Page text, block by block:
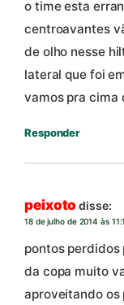
o time esta
centroavantes
de olho nesse
lateral que foi
vamos pra cima
Responder
peixoto disse:
18 de julho de 2014 às
pontos perdidos
da copa muito
aproveitando os